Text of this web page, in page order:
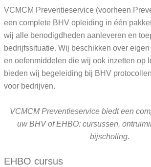
VCMCM Preventieservice (voorheen
een complete BHV opleiding in één
wij alle benodigdheden aanleveren en
bedrijfssituatie. Wij beschikken over
en oefenmiddelen die wij ook inzetten op
bieden wij begeleiding bij BHV
voor bedrijven.
VCMCM Preventieservice biedt een
uw BHV of EHBO: cursussen,
bijscholing.
EHBO cursus